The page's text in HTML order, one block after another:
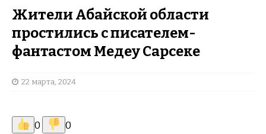
Жители Абайской области
простились с писателем-
фантастом Медеу Сарсеке
22 марта, 2024
0 0